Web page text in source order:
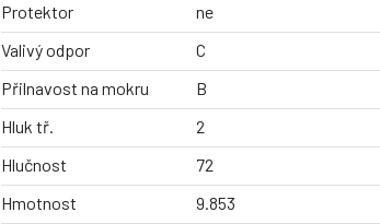
Protektor
ne
Valivý odpor
C
Přilnavost na mokru
B
Hluk tř.
2
Hlučnost
72
Hmotnost
9.853